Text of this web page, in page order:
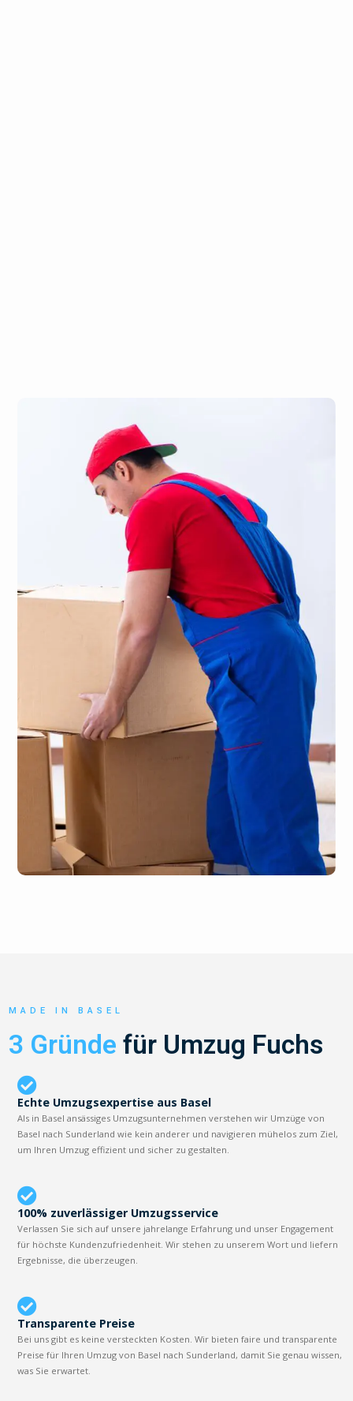
MADE IN BASEL
3 Gründe für Umzug Fuchs
Echte Umzugsexpertise aus Basel
Als in Basel ansässiges Umzugsunternehmen verstehen wir Umzüge von
Basel nach Sunderland wie kein anderer und navigieren mühelos zum Ziel,
um Ihren Umzug effizient und sicher zu gestalten.
100% zuverlässiger Umzugsservice
Verlassen Sie sich auf unsere jahrelange Erfahrung und unser Engagement
für höchste Kundenzufriedenheit. Wir stehen zu unserem Wort und liefern
Ergebnisse, die überzeugen.
Transparente Preise
Bei uns gibt es keine versteckten Kosten. Wir bieten faire und transparente
Preise für Ihren Umzug von Basel nach Sunderland, damit Sie genau wissen,
was Sie erwartet.